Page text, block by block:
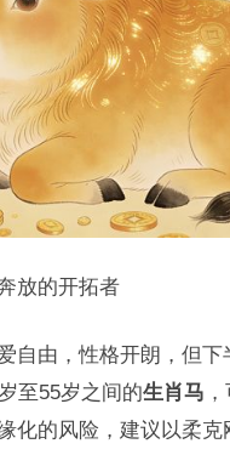
放的开拓者
自由，性格开朗，但下
至55岁之间的生肖马
化的风险，建议以柔克